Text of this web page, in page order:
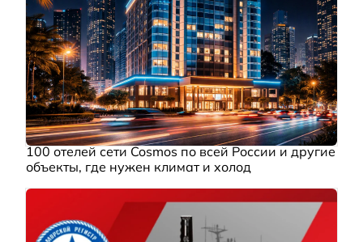
100 отелей сети Cosmos по всей России и другие
объекты, где нужен климат и холод